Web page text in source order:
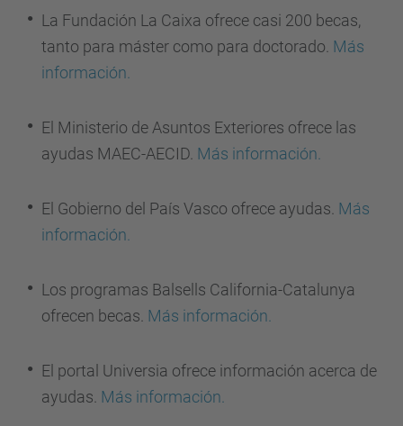
La Fundación La Caixa ofrece casi 200 becas,
tanto para máster como para doctorado. Más
información.
El Ministerio de Asuntos Exteriores ofrece las
ayudas MAEC-AECID. Más información.
El Gobierno del País Vasco ofrece ayudas. Más
información.
Los programas Balsells California-Catalunya
ofrecen becas. Más información.
El portal Universia ofrece información acerca de
ayudas. Más información.